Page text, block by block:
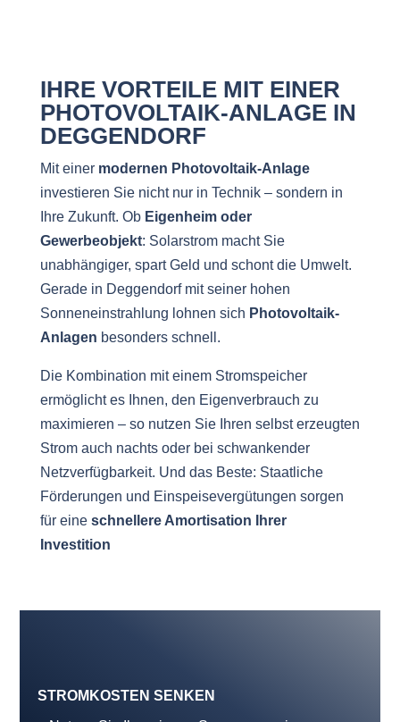
IHRE VORTEILE MIT EINER
PHOTOVOLTAIK-ANLAGE IN
DEGGENDORF
Mit einer modernen Photovoltaik-Anlage
investieren Sie nicht nur in Technik – sondern in
Ihre Zukunft. Ob Eigenheim oder
Gewerbeobjekt: Solarstrom macht Sie
unabhängiger, spart Geld und schont die Umwelt.
Gerade in Deggendorf mit seiner hohen
Sonneneinstrahlung lohnen sich Photovoltaik-
Anlagen besonders schnell.
Die Kombination mit einem Stromspeicher
ermöglicht es Ihnen, den Eigenverbrauch zu
maximieren – so nutzen Sie Ihren selbst erzeugten
Strom auch nachts oder bei schwankender
Netzverfügbarkeit. Und das Beste: Staatliche
Förderungen und Einspeisevergütungen sorgen
für eine schnellere Amortisation Ihrer
Investition
STROMKOSTEN SENKEN